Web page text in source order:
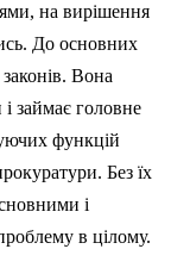
на вирішення
До основних
Вона
займає головне
функцій
Без їх
і
в цілому.